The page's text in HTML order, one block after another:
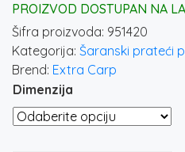
PROIZVOD DOSTUPAN NA
Šifra proizvoda: 951420
Kategorija: Šaranski prateći
Brend: Extra Carp
Dimenzija